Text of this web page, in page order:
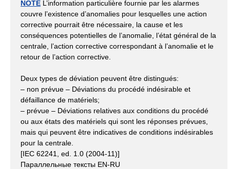
NOTE L’information particulière fournie par les alarmes
couvre l’existence d’anomalies pour lesquelles une action
corrective pourrait être nécessaire, la cause et les
conséquences potentielles de l’anomalie, l’état général de la
centrale, l’action corrective correspondant à l’anomalie et le
retour de l’action corrective.
Deux types de déviation peuvent être distingués:
– non prévue – Déviations du procédé indésirable et
défaillance de matériels;
– prévue – Déviations relatives aux conditions du procédé
ou aux états des matériels qui sont les réponses prévues,
mais qui peuvent être indicatives de conditions indésirables
pour la centrale.
[IEC 62241, ed. 1.0 (2004-11)]
Параллельные тексты EN-RU